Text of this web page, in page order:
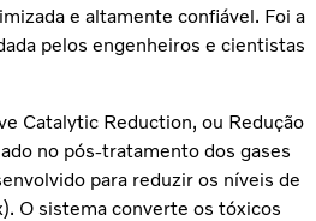
e altamente confiável. Foi a
pelos engenheiros e cientistas
Catalytic Reduction, ou Redução
no pós-tratamento dos gases
para reduzir os níveis de
O sistema converte os tóxicos